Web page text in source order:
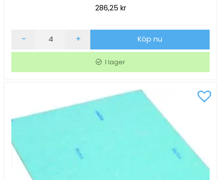
286,25 kr
Svampduk
Gul
- + Köp nu
I lager